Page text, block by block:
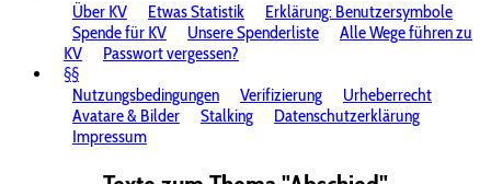
Über KV
Etwas Statistik
Erklärung: Benutzersymbole
Spende für KV
Unsere Spenderliste
Alle Wege führen zu
KV
Passwort vergessen?
§§
Nutzungsbedingungen
Verifizierung
Urheberrecht
Avatare & Bilder
Stalking
Datenschutzerklärung
Impressum